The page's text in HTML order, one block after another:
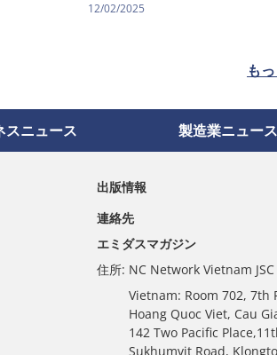
12/02/2025
も
スニュース 製造業ニュース
出版情報
連絡先
エミダスマガジン
住所: NC Network Vietnam
Vietnam: Room 702, 7th
Hoang Quoc Viet, Cau
142 Two Pacific
Sukhumvit Road,